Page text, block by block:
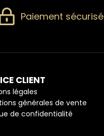
Paiement sécurisé
CLIENT
légales
générales de vente
de confidentialité